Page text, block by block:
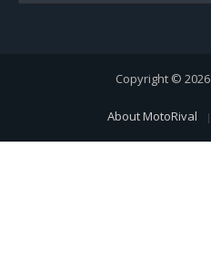
Copyright © 2026
About MotoRival